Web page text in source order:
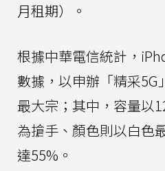
月租期）。
根據中華電信統計，
數據，以申辦「精采
最大宗；其中，容量以
為搶手、顏色則以白色
達55%。